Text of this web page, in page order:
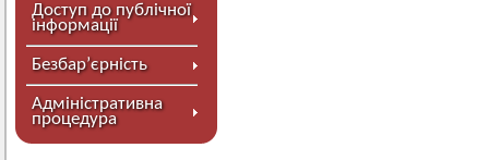
Доступ до публічної
інформації
Безбар’єрність
Адміністративна
процедура